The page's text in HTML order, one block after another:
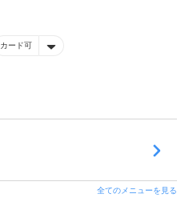
カード可
全てのメニューを見る